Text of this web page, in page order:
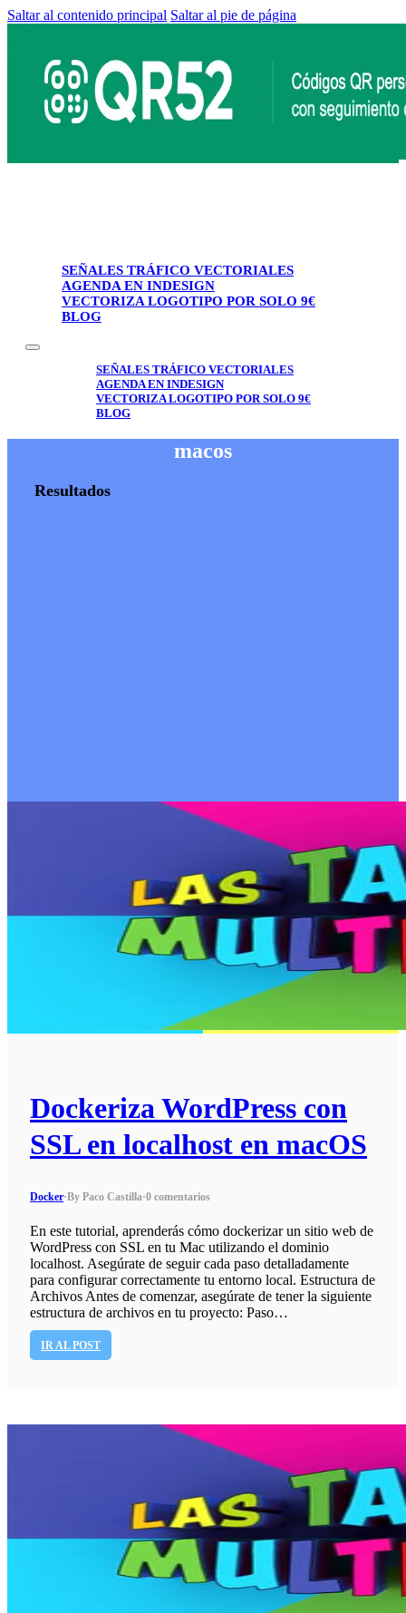
Saltar al contenido principal Saltar al pie de página
SEÑALES TRÁFICO VECTORIALES
AGENDA EN INDESIGN
VECTORIZA LOGOTIPO POR SOLO 9€
BLOG
SEÑALES TRÁFICO VECTORIALES
AGENDA EN INDESIGN
VECTORIZA LOGOTIPO POR SOLO 9€
BLOG
macos
Resultados
Dockeriza WordPress con
SSL en localhost en macOS
Docker·By Paco Castilla·0 comentarios
En este tutorial, aprenderás cómo dockerizar un sitio web de
WordPress con SSL en tu Mac utilizando el dominio
localhost. Asegúrate de seguir cada paso detalladamente
para configurar correctamente tu entorno local. Estructura de
Archivos Antes de comenzar, asegúrate de tener la siguiente
estructura de archivos en tu proyecto: Paso…
IR AL POST